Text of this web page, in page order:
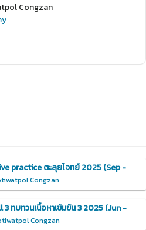
Congzan
practice ตะลุยโจทย์ 2025 (Sep -
Congzan
3 ทบทวนเนื้อหาเข้มข้น 3 2025 (Jun -
Congzan